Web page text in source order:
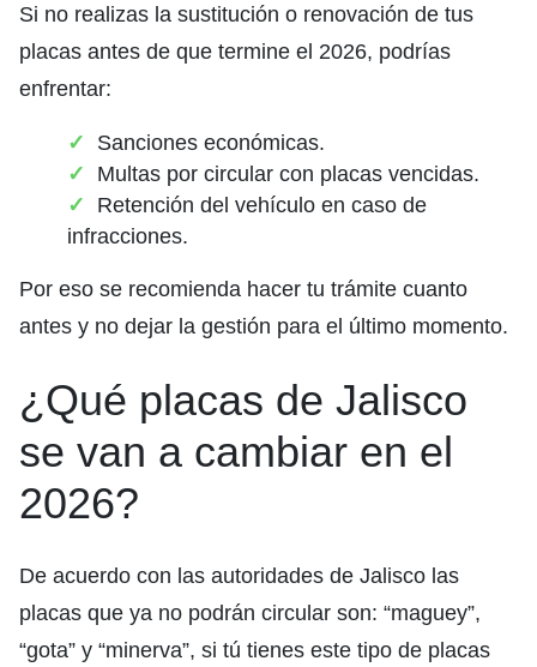
Si no realizas la sustitución o renovación de tus
placas antes de que termine el 2026, podrías
enfrentar:
Sanciones económicas.
Multas por circular con placas vencidas.
Retención del vehículo en caso de
infracciones.
Por eso se recomienda hacer tu trámite cuanto
antes y no dejar la gestión para el último momento.
¿Qué placas de Jalisco
se van a cambiar en el
2026?
De acuerdo con las autoridades de Jalisco las
placas que ya no podrán circular son: “maguey”,
“gota” y “minerva”, si tú tienes este tipo de placas